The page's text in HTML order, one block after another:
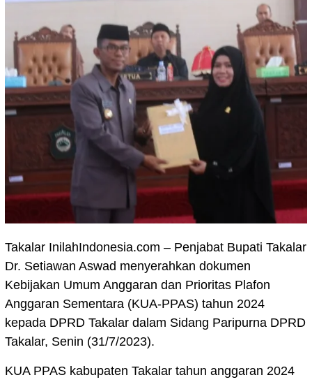
Takalar InilahIndonesia.com – Penjabat Bupati Takalar
Dr. Setiawan Aswad menyerahkan dokumen
Kebijakan Umum Anggaran dan Prioritas Plafon
Anggaran Sementara (KUA-PPAS) tahun 2024
kepada DPRD Takalar dalam Sidang Paripurna DPRD
Takalar, Senin (31/7/2023).
KUA PPAS kabupaten Takalar tahun anggaran 2024